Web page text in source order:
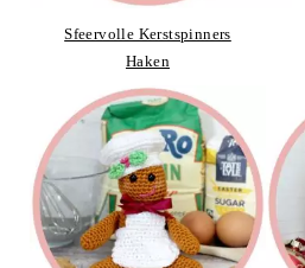
Sfeervolle Kerstspinners
Haken